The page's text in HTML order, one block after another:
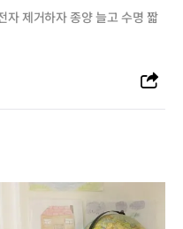
자 제거하자 종양 늘고 수명 짧